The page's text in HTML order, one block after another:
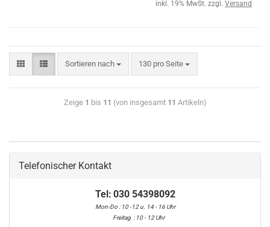
inkl. 19% MwSt. zzgl. Versand
Sortieren nach 130 pro Seite
Zeige 1 bis 11 (von insgesamt 11 Artikeln)
Telefonischer Kontakt
Tel: 030 54398092
Mon-Do : 10 -12 u. 14 - 16 Uhr
Freitag : 10 - 12 Uhr